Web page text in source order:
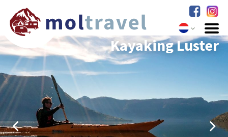
Kayaking Luster
Urnes Stave Church